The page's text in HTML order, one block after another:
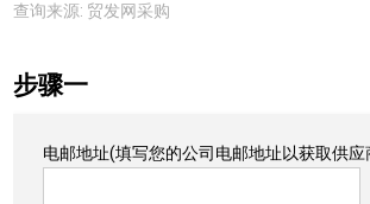
查询来源: 贸发网采购
步骤一
电邮地址(填写您的公司电邮地址以获取供应